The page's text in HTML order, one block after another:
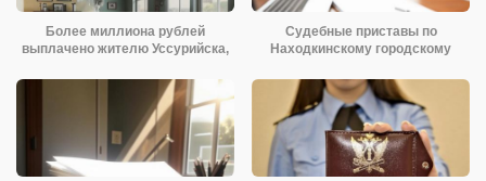
Более миллиона рублей
выплачено жителю Уссурийска,
Судебные приставы по
Находкинскому городскому